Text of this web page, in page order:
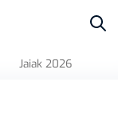
Jaiak 2026